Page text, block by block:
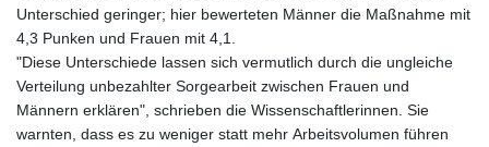
Unterschied geringer; hier bewerteten Männer die Maßnahme mit
4,3 Punken und Frauen mit 4,1.
"Diese Unterschiede lassen sich vermutlich durch die ungleiche
Verteilung unbezahlter Sorgearbeit zwischen Frauen und
Männern erklären", schrieben die Wissenschaftlerinnen. Sie
warnten, dass es zu weniger statt mehr Arbeitsvolumen führen